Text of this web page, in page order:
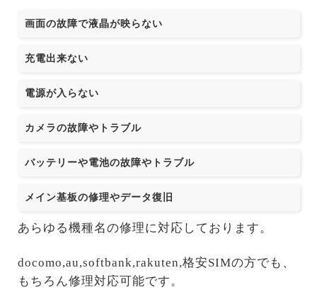
画面の故障で液晶が映らない
充電出来ない
電源が入らない
カメラの故障やトラブル
バッテリーや電池の故障やトラブル
メイン基板の修理やデータ復旧
あらゆる機種名の修理に対応しております。
docomo,au,softbank,rakuten,格安SIMの方でも、
もちろん修理対応可能です。